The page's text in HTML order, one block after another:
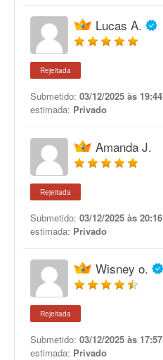
Lucas A.
Rejeitada
Submetido: 03/12/2025 às 19:44
estimada: Privado
Amanda J.
Rejeitada
Submetido: 03/12/2025 às 20:16
estimada: Privado
Wisney o.
Rejeitada
Submetido: 03/12/2025 às 17:57
estimada: Privado